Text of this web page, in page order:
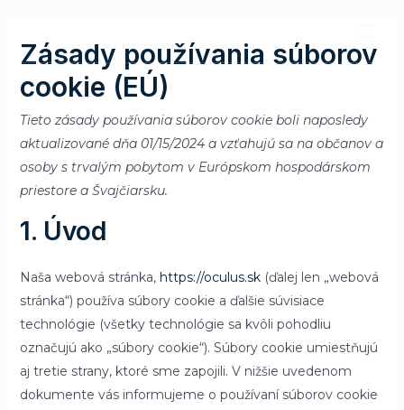
obsahZásady používania súborov
cookie (EÚ)
Tieto zásady používania súborov cookie boli naposledy
aktualizované dňa 01/15/2024 a vzťahujú sa na občanov a
osoby s trvalým pobytom v Európskom hospodárskom
priestore a Švajčiarsku.
1. Úvod
Naša webová stránka, https://oculus.sk(ďalej len „webová
stránka“) používa súbory cookie a ďalšie súvisiace
technológie (všetky technológie sa kvôli pohodliu
označujú ako „súbory cookie“). Súbory cookie umiestňujú
aj tretie strany, ktoré sme zapojili. V nižšie uvedenom
dokumente vás informujeme o používaní súborov cookie
service
rôzne